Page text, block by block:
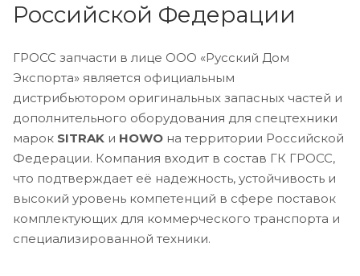
Российской Федерации
ГРОСС запчасти в лице ООО «Русский Дом
Экспорта» является официальным
дистрибьютором оригинальных запасных частей и
дополнительного оборудования для спецтехники
марок SITRAK и HOWO на территории Российской
Федерации. Компания входит в состав ГК ГРОСС,
что подтверждает её надежность, устойчивость и
высокий уровень компетенций в сфере поставок
комплектующих для коммерческого транспорта и
специализированной техники.